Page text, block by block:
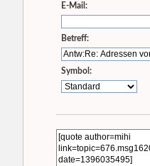
E-Mail:
Betreff:
Symbol: